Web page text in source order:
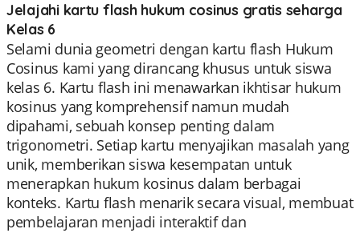
Jelajahi kartu flash hukum cosinus gratis seharga
Kelas 6
Selami dunia geometri dengan kartu flash Hukum
Cosinus kami yang dirancang khusus untuk siswa
kelas 6. Kartu flash ini menawarkan ikhtisar hukum
kosinus yang komprehensif namun mudah
dipahami, sebuah konsep penting dalam
trigonometri. Setiap kartu menyajikan masalah yang
unik, memberikan siswa kesempatan untuk
menerapkan hukum kosinus dalam berbagai
konteks. Kartu flash menarik secara visual, membuat
pembelajaran menjadi interaktif dan